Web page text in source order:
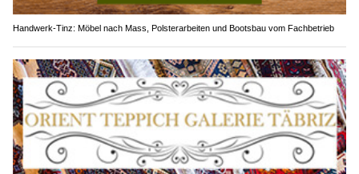
Handwerk-Tinz: Möbel nach Mass, Polsterarbeiten und Bootsbau vom Fachbetrieb